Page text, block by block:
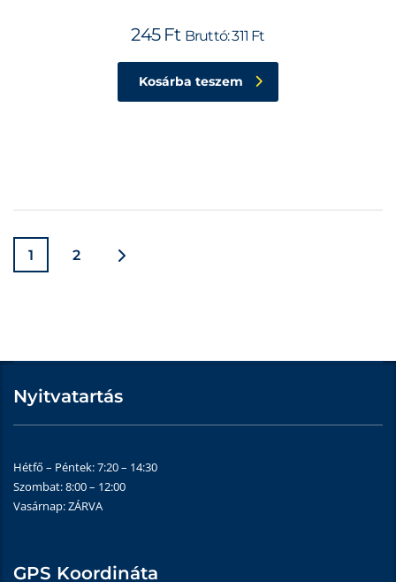
245 Ft Bruttó:311 Ft
Kosárba teszem
1 2
Nyitvatartás
Hétfő – Péntek: 7:20 – 14:30
Szombat: 8:00 – 12:00
Vasárnap: ZÁRVA
GPS Koordináta